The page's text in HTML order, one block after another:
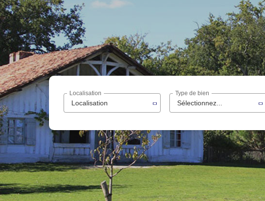
Localisation
Localisation
Sélectionnez...
Type de bien